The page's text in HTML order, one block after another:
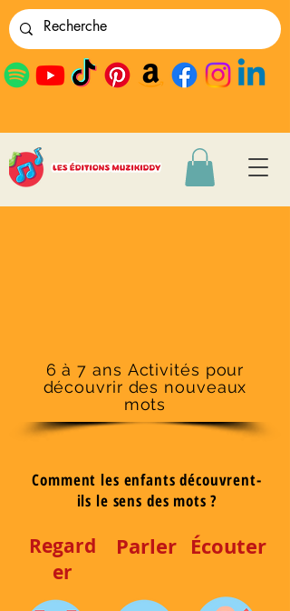
6 à 7 ans Activités pour
découvrir des nouveaux
mots
Comment les enfants découvrent-
ils le sens des mots ?
Regard
er
Parler Écouter